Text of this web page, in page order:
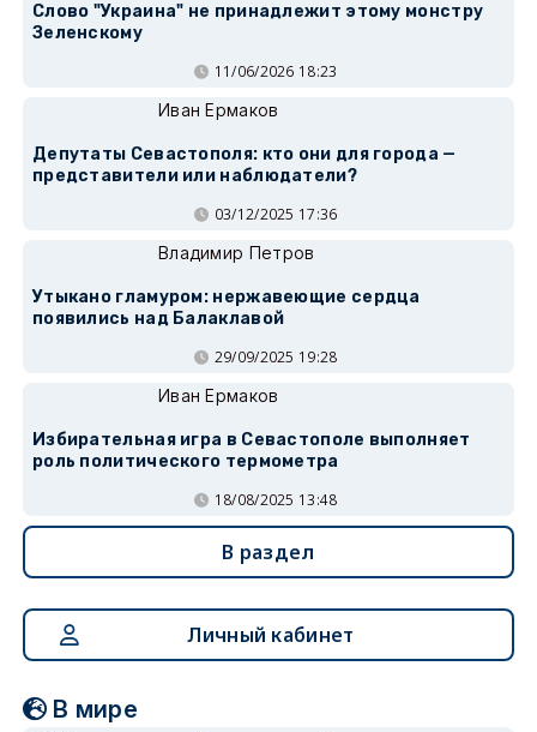
Слово "Украина" не принадлежит этому монстру
Зеленскому
11/06/2026 18:23
Иван Ермаков
Депутаты Севастополя: кто они для города —
представители или наблюдатели?
03/12/2025 17:36
Владимир Петров
Утыкано гламуром: нержавеющие сердца
появились над Балаклавой
29/09/2025 19:28
Иван Ермаков
Избирательная игра в Севастополе выполняет
роль политического термометра
18/08/2025 13:48
В раздел
Личный кабинет
В мире